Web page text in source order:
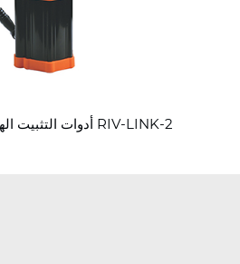
أدوات التثبيت الهيدروليكية الهوائية RIV-LINK-2